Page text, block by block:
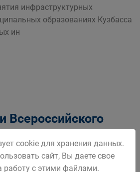
инфраструктурных
образованиях Кузбасса
ин
Всероссийского
cookie для хранения данных.
сайт, Вы даете свое
работу с этими файлами.